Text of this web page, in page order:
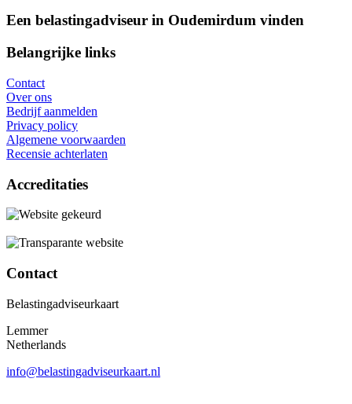
Een belastingadviseur in Oudemirdum vinden
Belangrijke links
Contact
Over ons
Bedrijf aanmelden
Privacy policy
Algemene voorwaarden
Recensie achterlaten
Accreditaties
Contact
Belastingadviseurkaart
Lemmer
Netherlands
info@belastingadviseurkaart.nl